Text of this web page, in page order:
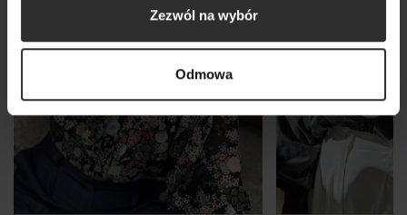
Zezwól na wybór
Odmowa